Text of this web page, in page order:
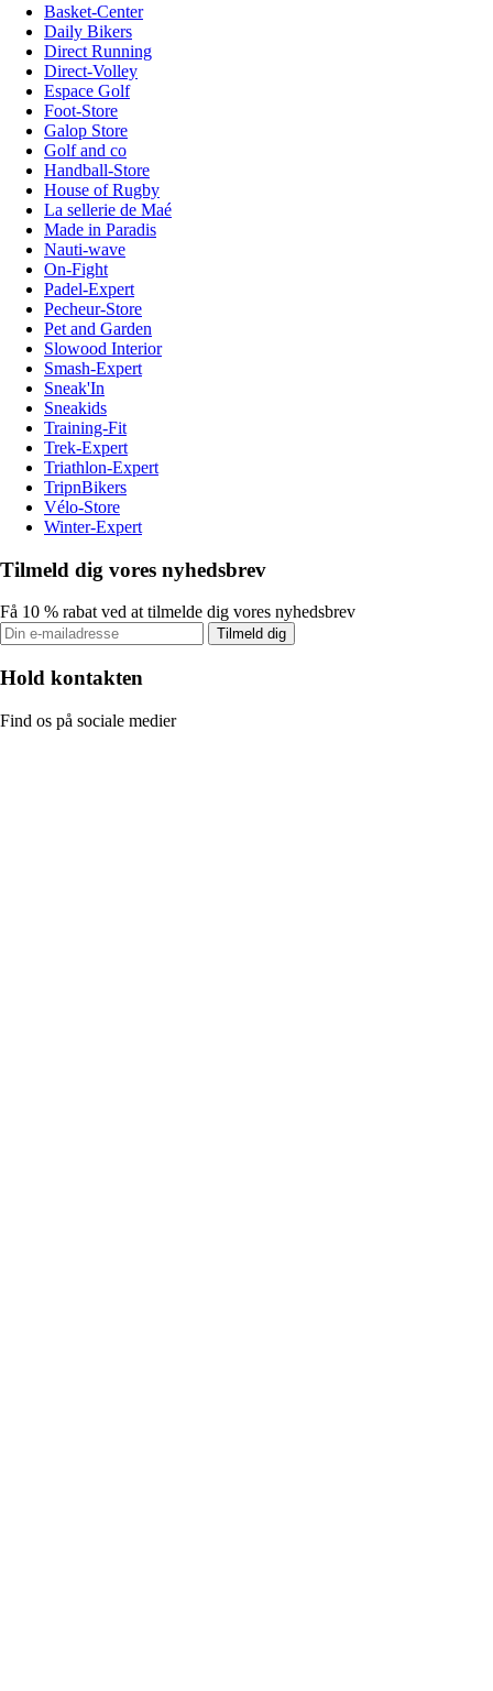
Basket-Center
Daily Bikers
Direct Running
Direct-Volley
Espace Golf
Foot-Store
Galop Store
Golf and co
Handball-Store
House of Rugby
La sellerie de Maé
Made in Paradis
Nauti-wave
On-Fight
Padel-Expert
Pecheur-Store
Pet and Garden
Slowood Interior
Smash-Expert
Sneak'In
Sneakids
Training-Fit
Trek-Expert
Triathlon-Expert
TripnBikers
Vélo-Store
Winter-Expert
Tilmeld dig vores nyhedsbrev
Få 10 % rabat ved at tilmelde dig vores nyhedsbrev
Tilmeld dig
Hold kontakten
Find os på sociale medier